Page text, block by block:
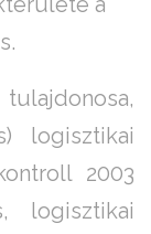
logisztikai
2003
logisztikai